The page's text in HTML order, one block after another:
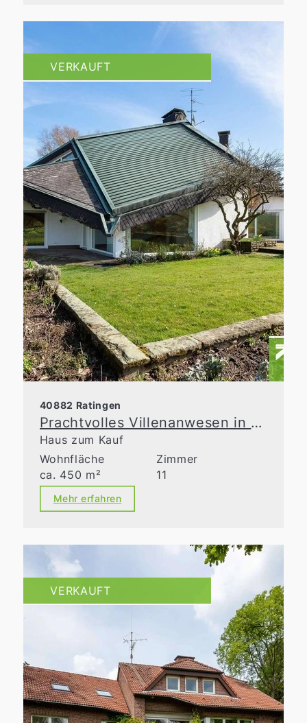
VERKAUFT
40882 Ratingen
Prachtvolles Villenanwesen in einzigartigem Naturrefugium
Haus zum Kauf
Wohnfläche
ca. 450 m²
Zimmer
11
Mehr erfahren
VERKAUFT